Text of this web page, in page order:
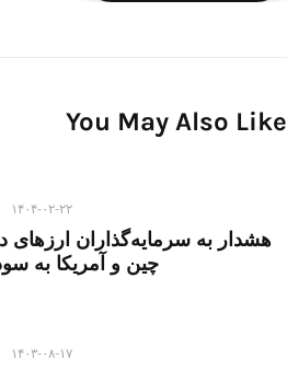
You May Also Like
۱۴۰۴-۰۲-۲۲
هشدار به سرمایه‌گذاران ارزهای
چین و آمریکا به
۱۴۰۳-۰۸-۱۷